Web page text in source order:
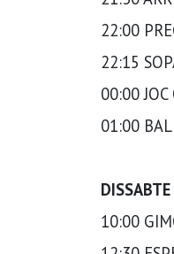
22:00
22:15
00:00
01:00
10:00